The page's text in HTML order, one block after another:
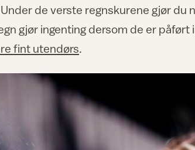
de verste regnskurene gjør du
gjør ingenting dersom de er påført
fint utendørs.